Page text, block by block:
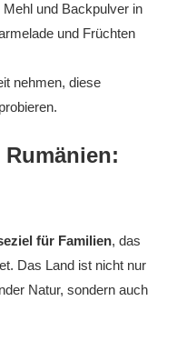
und Backpulver in
und Früchten
nehmen, diese
für Familien, das
Das Land ist nicht nur
Natur, sondern auch